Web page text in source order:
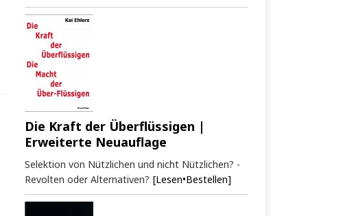
Die Kraft der Überflüssigen |
Erweiterte Neuauflage
Selektion von Nützlichen und nicht Nützlichen? -
Revolten oder Alternativen? [Lesen•Bestellen]